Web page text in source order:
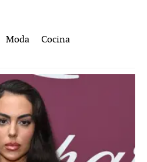
Moda Cocina